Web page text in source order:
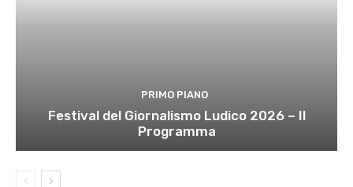
PRIMO PIANO
Festival del Giornalismo Ludico 2026 – Il
Programma